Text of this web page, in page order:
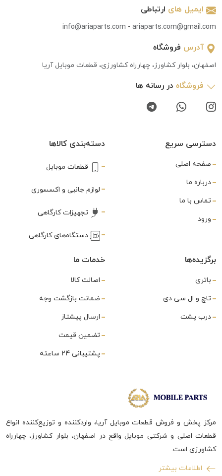
ایمیل های ارتباطی
info@ariaparts.com - ariaparts.com@gmail.com
آدرس فروشگاه
اصفهان، بلوار کشاورز، چهارراه کشاورزی، قطعات موبایل آریا
فروشگاه در رسانه ها
دسترسی سریع
صفحه اصلی
درباره ما
تماس با ما
ورود
دسته‌بندی کالاها
قطعات موبایل
لوازم جانبی و اکسسوری
تجهیزات کارگاهی
دستگاه‌های کارگاهی
برگزیده‌ها
باتری
تاچ و ال سی دی
درب پشت
خدمات ما
اصالت کالا
ضمانت بازگشت وجه
ارسال پیشتاز
تضمین قیمت
پشتیبانی 24 ساعته
مرکز پخش و فروش قطعات موبایل آریا، واردکننده و توزیع‌کننده انواع
قطعات اصلی و شرکتی موبایل واقع در اصفهان، بلوار کشاورز، چهارراه
کشاورزی است.
اطلاعات بیشتر